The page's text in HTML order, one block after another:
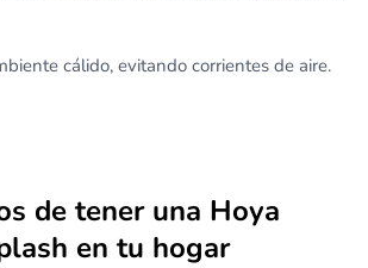
cálido, evitando corrientes de aire.
de tener una Hoya
en tu hogar